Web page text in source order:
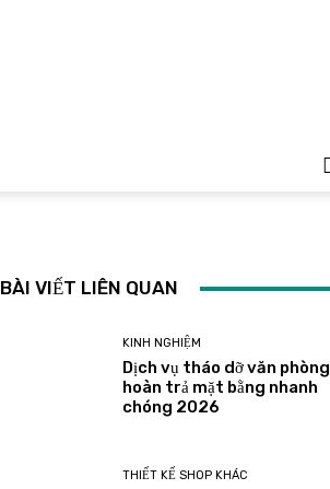
BÀI VIẾT LIÊN QUAN
KINH NGHIỆM
Dịch vụ tháo dỡ văn phòng
hoàn trả mặt bằng nhanh
chóng 2026
THIẾT KẾ SHOP KHÁC